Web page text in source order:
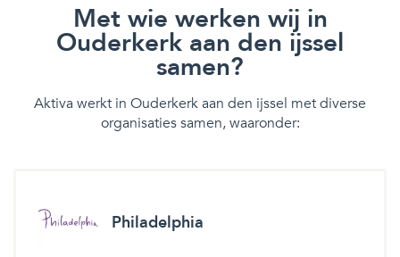
Met wie werken wij in
Ouderkerk aan den ijssel
samen?
Aktiva werkt in Ouderkerk aan den ijssel met diverse
organisaties samen, waaronder:
Philadelphia